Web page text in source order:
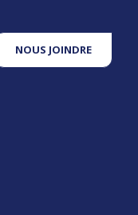
NOUS JOINDRE